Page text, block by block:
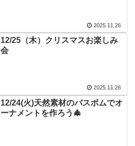
2025.11.26
12/25（木）クリスマスお楽しみ
会
2025.11.26
12/24(火)天然素材のバスボムでオ
ーナメントを作ろう🎄